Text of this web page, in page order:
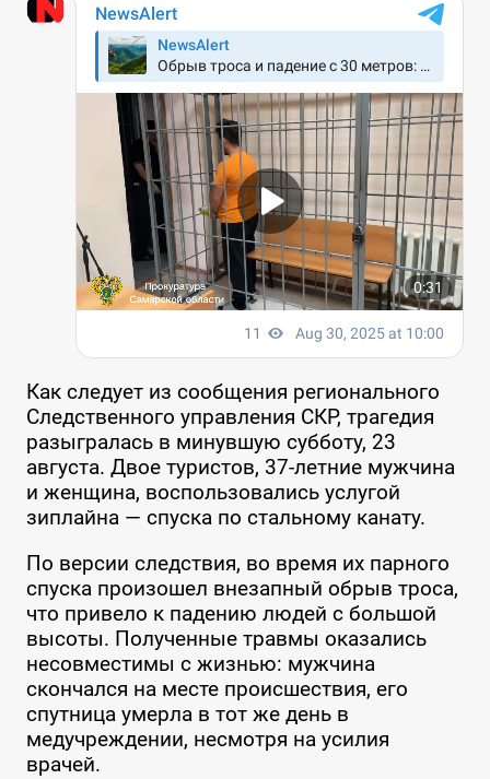
Как следует из сообщения регионального
Следственного управления СКР, трагедия
разыгралась в минувшую субботу, 23
августа. Двое туристов, 37-летние мужчина
и женщина, воспользовались услугой
зиплайна — спуска по стальному канату.
По версии следствия, во время их парного
спуска произошел внезапный обрыв троса,
что привело к падению людей с большой
высоты. Полученные травмы оказались
несовместимы с жизнью: мужчина
скончался на месте происшествия, его
спутница умерла в тот же день в
медучреждении, несмотря на усилия
врачей.